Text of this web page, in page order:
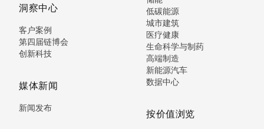
洞察中心
客户案例
第四届链博会
创新科技
媒体新闻
新闻发布
低碳能源
城市建筑
医疗健康
生命科学与制药
高端制造
新能源汽车
数据中心
按价值浏览